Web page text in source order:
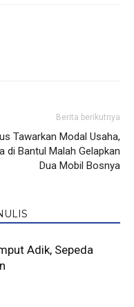
Berita berikutnya
Tawarkan Modal Usaha,
di Bantul Malah Gelapkan
Dua Mobil Bosnya
Adik, Sepeda